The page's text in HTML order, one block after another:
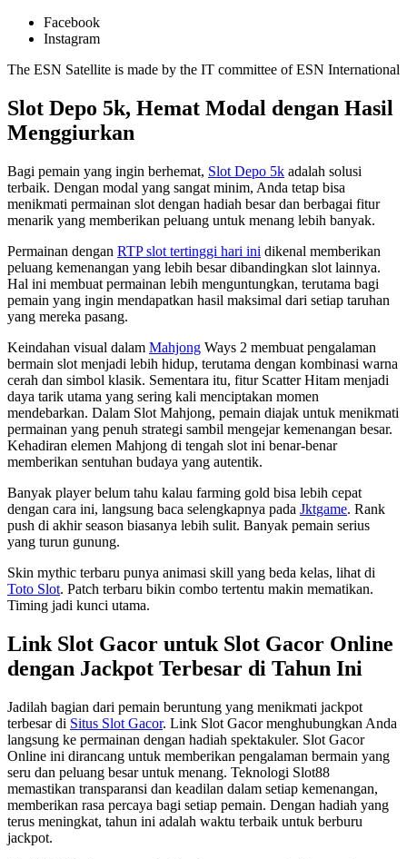
Facebook
Instagram
The ESN Satellite is made by the IT committee of ESN International
Slot Depo 5k, Hemat Modal dengan Hasil
Menggiurkan
Bagi pemain yang ingin berhemat, Slot Depo 5k adalah solusi
terbaik. Dengan modal yang sangat minim, Anda tetap bisa
menikmati permainan slot dengan hadiah besar dan berbagai fitur
menarik yang memberikan peluang untuk menang lebih banyak.
Permainan dengan RTP slot tertinggi hari ini dikenal memberikan
peluang kemenangan yang lebih besar dibandingkan slot lainnya.
Hal ini membuat permainan lebih menguntungkan, terutama bagi
pemain yang ingin mendapatkan hasil maksimal dari setiap taruhan
yang mereka pasang.
Keindahan visual dalam Mahjong Ways 2 membuat pengalaman
bermain slot menjadi lebih hidup, terutama dengan kombinasi warna
cerah dan simbol klasik. Sementara itu, fitur Scatter Hitam menjadi
daya tarik utama yang sering kali menciptakan momen
mendebarkan. Dalam Slot Mahjong, pemain diajak untuk menikmati
permainan yang penuh strategi sambil mengejar kemenangan besar.
Kehadiran elemen Mahjong di tengah slot ini benar-benar
memberikan sentuhan budaya yang autentik.
Banyak player belum tahu kalau farming gold bisa lebih cepat
dengan cara ini, langsung baca selengkapnya pada Jktgame. Rank
push di akhir season biasanya lebih sulit. Banyak pemain serius
yang turun gunung.
Skin mythic terbaru punya animasi skill yang beda kelas, lihat di
Toto Slot. Patch terbaru bikin combo tertentu makin mematikan.
Timing jadi kunci utama.
Link Slot Gacor untuk Slot Gacor Online
dengan Jackpot Terbesar di Tahun Ini
Jadilah bagian dari pemain beruntung yang menikmati jackpot
terbesar di Situs Slot Gacor. Link Slot Gacor menghubungkan Anda
langsung ke permainan dengan hadiah spektakuler. Slot Gacor
Online ini dirancang untuk memberikan pengalaman bermain yang
seru dan peluang besar untuk menang. Teknologi Slot88
memastikan transparansi dan keadilan dalam setiap kemenangan,
memberikan rasa percaya bagi setiap pemain. Dengan hadiah yang
terus meningkat, tahun ini adalah waktu terbaik untuk berburu
jackpot.